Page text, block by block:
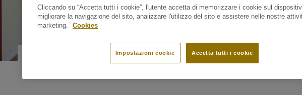
Corridoi
Cliccando su “Accetta tutti i cookie”, l'utente accetta di memorizzare i cookie sul
migliorare la navigazione del sito, analizzare l'utilizzo del sito e assistere nelle nostre
marketing.
Cookies
Accetta tutti i cookie
Impostazioni cookie